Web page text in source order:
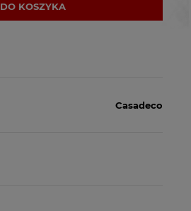
DO KOSZYKA
Casadeco